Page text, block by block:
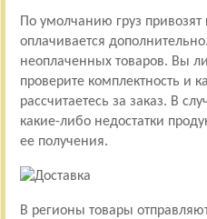
По умолчанию груз
оплачивается
неоплаченных товаров. Вы
проверите комплектность и
рассчитаетесь за заказ. В
какие-либо недостатки
ее получения.
В регионы товары